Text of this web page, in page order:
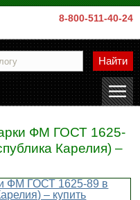
8-800-511-40-24
Найти
ФМ ГОСТ 1625-
Карелия) –